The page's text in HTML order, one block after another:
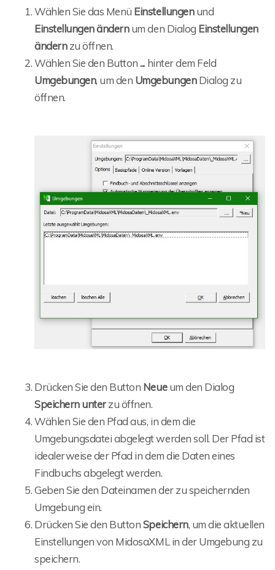
Wählen Sie das Menü Einstellungenund
Einstellungen ändernum den Dialog Einstellungen
ändernzu öffnen.
Wählen Sie den Button... hinter dem Feld
Umgebungen, um den UmgebungenDialog zu
öffnen.
Drücken Sie den Button Neueum den Dialog
Speichern unterzu öffnen.
Wählen Sie den Pfad aus, in dem die
Umgebungsdatei abgelegt werden soll. Der Pfad ist
idealerweise der Pfad in dem die Daten eines
Findbuchs abgelegt werden.
Geben Sie den Dateinamen der zu speichernden
Umgebung ein.
Drücken Sie den ButtonSpeichern, um die aktuellen
Einstellungen von MidosaXML in der Umgebung zu
speichern.